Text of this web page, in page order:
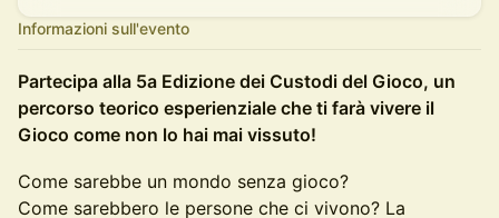
Informazioni sull'evento
Partecipa alla 5a Edizione dei Custodi del Gioco, un
percorso teorico esperienziale che ti farà vivere il
Gioco come non lo hai mai vissuto!
Come sarebbe un mondo senza gioco?
Come sarebbero le persone che ci vivono? La